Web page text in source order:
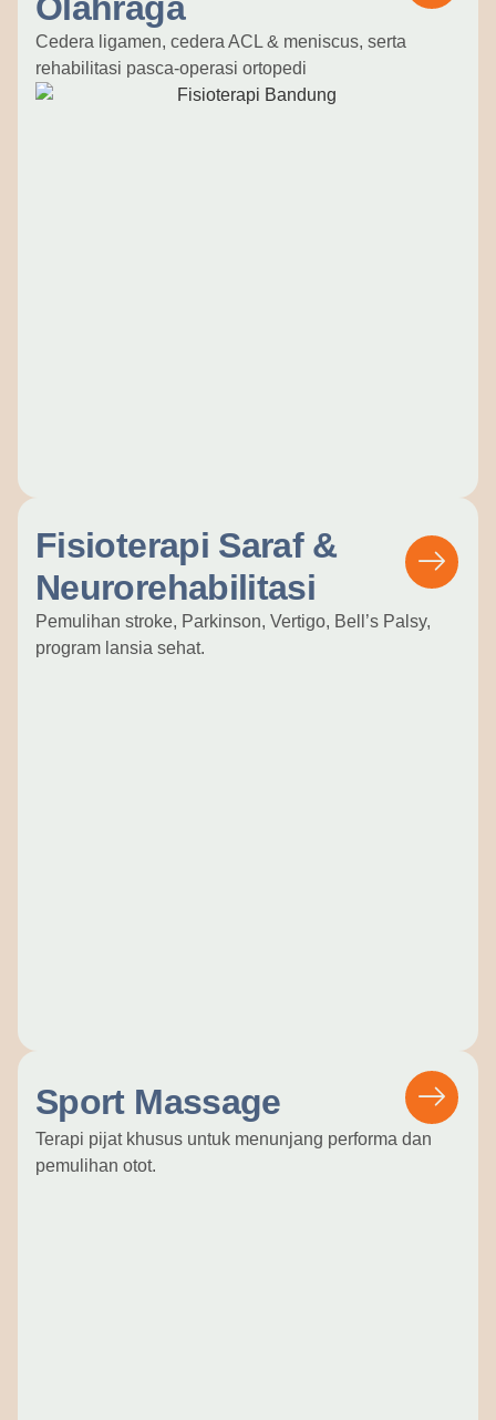
Olahraga
Cedera ligamen, cedera ACL & meniscus, serta
rehabilitasi pasca-operasi ortopedi
Fisioterapi Saraf &
Neurorehabilitasi
Pemulihan stroke, Parkinson, Vertigo, Bell’s Palsy,
program lansia sehat.
Sport Massage
Terapi pijat khusus untuk menunjang performa dan
pemulihan otot.